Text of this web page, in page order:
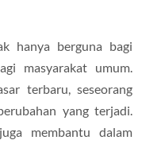
hanya berguna bagi
masyarakat umum.
terbaru, seseorang
yang terjadi.
membantu dalam